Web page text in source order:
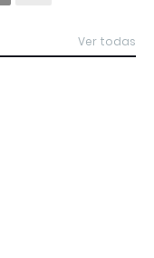
Ver todas